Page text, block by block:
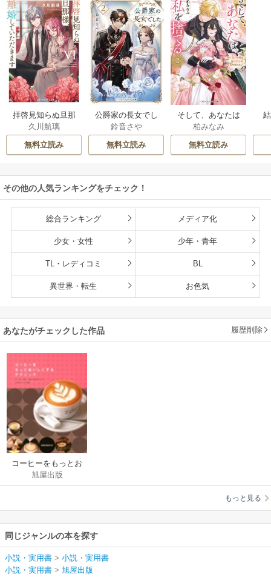
拝啓見知らぬ旦那
様、離婚していた
だきます
久川航璃
無料立読み
公爵家の長女でし
た
鈴音さや
無料立読み
そして、あなたは
私を捨てる
柏みなみ
無料立読み
その他の人気ランキングをチェック！
総合ランキング メディア化
少女・女性 少年・青年
TL・レディコミ BL
異世界・転生 お色気
あなたがチェックした作品 履歴削除
コーヒーをもっとお
いしくするテクニッ
ク コーヒーの新しい
店のコツと技術
旭屋出版
もっと見る
同じジャンルの本を探す
小説・実用書 > 小説・実用書
小説・実用書 > 旭屋出版